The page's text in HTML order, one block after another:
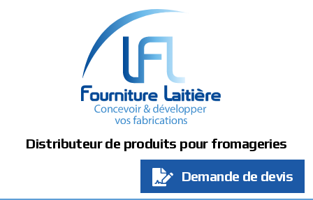
Distributeur de produits pour fromageries
Demande de devis
Panneau de gestion des cookies